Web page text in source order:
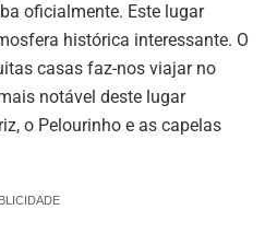
oficialmente. Este lugar
histórica interessante. O
casas faz-nos viajar no
notável deste lugar
o Pelourinho e as capelas